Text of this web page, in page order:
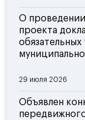
О
проекта
29 июля 2026
Объявлен